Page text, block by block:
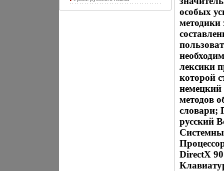
особых
методики
лексики
которой
немецкий
методов
словари;
русский
DirectX